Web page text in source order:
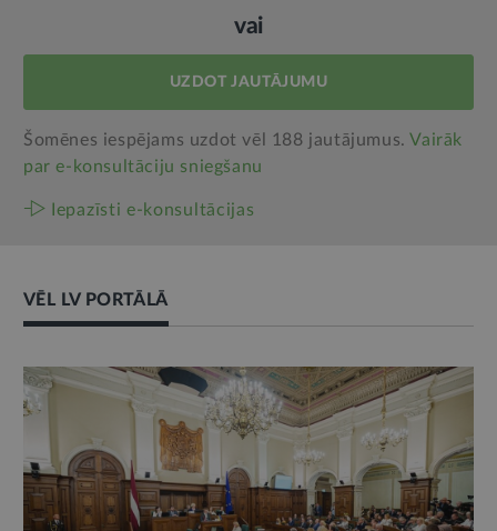
vai
UZDOT JAUTĀJUMU
Šomēnes iespējams uzdot vēl 188 jautājumus.Vairāk
par e‑konsultāciju sniegšanu
Iepazīsti e-konsultācijas
VĒL LV PORTĀLĀ